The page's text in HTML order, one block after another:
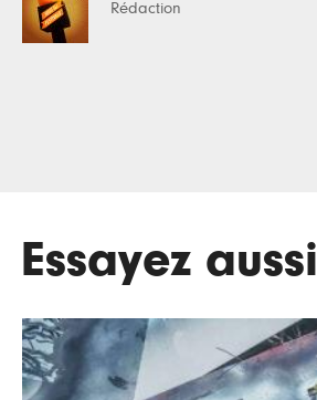
Rédaction
Essayez aussi